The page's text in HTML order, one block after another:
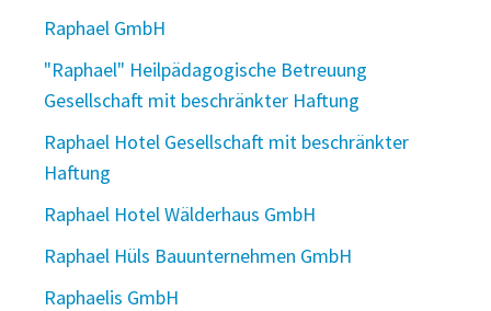
Raphael GmbH
"Raphael" Heilpädagogische Betreuung
Gesellschaft mit beschränkter Haftung
Raphael Hotel Gesellschaft mit beschränkter
Haftung
Raphael Hotel Wälderhaus GmbH
Raphael Hüls Bauunternehmen GmbH
Raphaelis GmbH